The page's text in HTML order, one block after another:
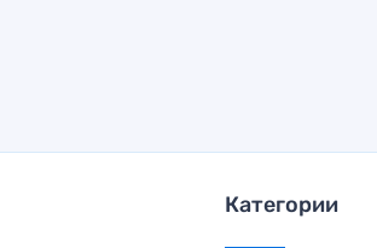
Категории